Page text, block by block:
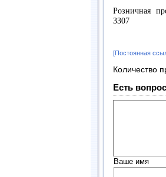
Розничная
3307
[Постоянная
Количество
Есть
Ваше имя